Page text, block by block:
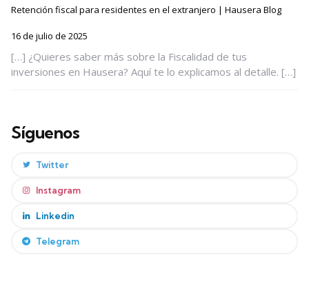
Retención fiscal para residentes en el extranjero | Hausera Blog
16 de julio de 2025
[…] ¿Quieres saber más sobre la Fiscalidad de tus
inversiones en Hausera? Aquí te lo explicamos al detalle. […]
Síguenos
Twitter
Instagram
Linkedin
Telegram